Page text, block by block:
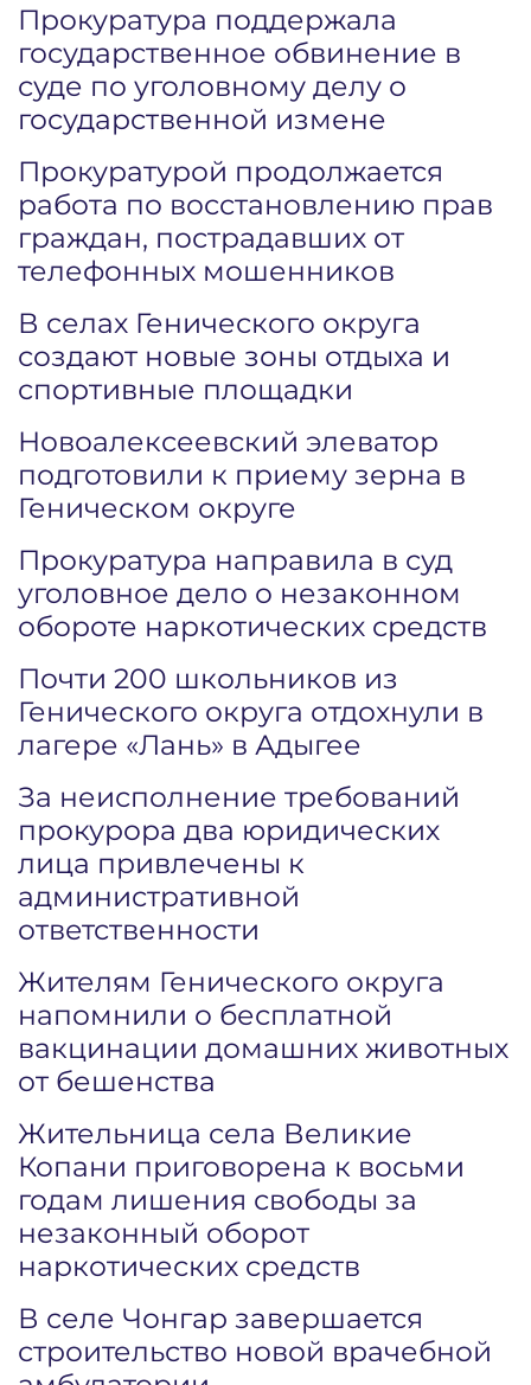
Прокуратура поддержала
государственное обвинение в
суде по уголовному делу о
государственной измене
Прокуратурой продолжается
работа по восстановлению прав
граждан, пострадавших от
телефонных мошенников
В селах Генического округа
создают новые зоны отдыха и
спортивные площадки
Новоалексеевский элеватор
подготовили к приему зерна в
Геническом округе
Прокуратура направила в суд
уголовное дело о незаконном
обороте наркотических средств
Почти 200 школьников из
Генического округа отдохнули в
лагере «Лань» в Адыгее
За неисполнение требований
прокурора два юридических
лица привлечены к
административной
ответственности
Жителям Генического округа
напомнили о бесплатной
вакцинации домашних животных
от бешенства
Жительница села Великие
Копани приговорена к восьми
годам лишения свободы за
незаконный оборот
наркотических средств
В селе Чонгар завершается
строительство новой врачебной